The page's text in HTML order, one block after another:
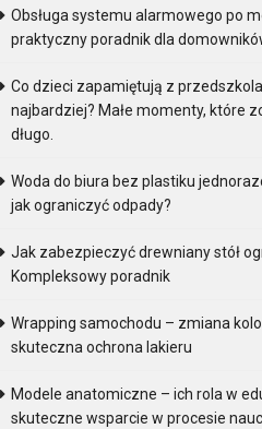
Obsługa systemu alarmowego po
praktyczny poradnik dla
Co dzieci zapamiętują z przedszkola
najbardziej? Małe momenty, które
długo.
Woda do biura bez plastiku
jak ograniczyć odpady?
Jak zabezpieczyć drewniany stół
Kompleksowy poradnik
Wrapping samochodu – zmiana
skuteczna ochrona lakieru
Modele anatomiczne – ich rola w
skuteczne wsparcie w procesie